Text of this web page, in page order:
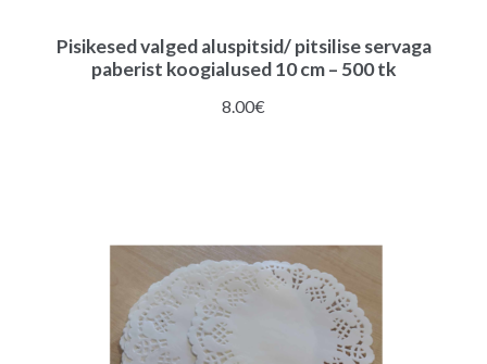
Pisikesed valged aluspitsid/ pitsilise servaga
paberist koogialused 10 cm – 500 tk
8.00€